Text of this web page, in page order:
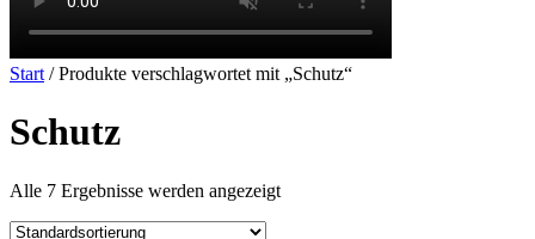
Start / Produkte verschlagwortet mit „Schutz“
Schutz
Alle 7 Ergebnisse werden angezeigt